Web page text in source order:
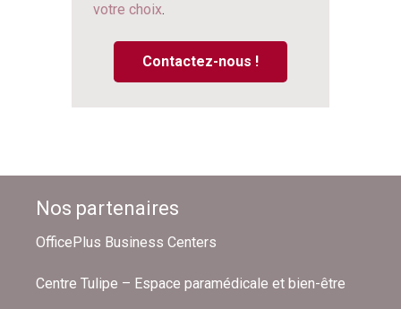
votre choix.
Contactez-nous !
Nos partenaires
OfficePlus Business Centers
Centre Tulipe – Espace paramédicale et bien-être